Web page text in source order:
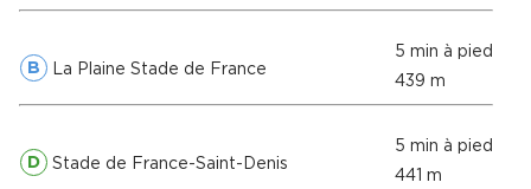
B La Plaine Stade de France
5 min à pied
439 m
D Stade de France-Saint-Denis
5 min à pied
441 m